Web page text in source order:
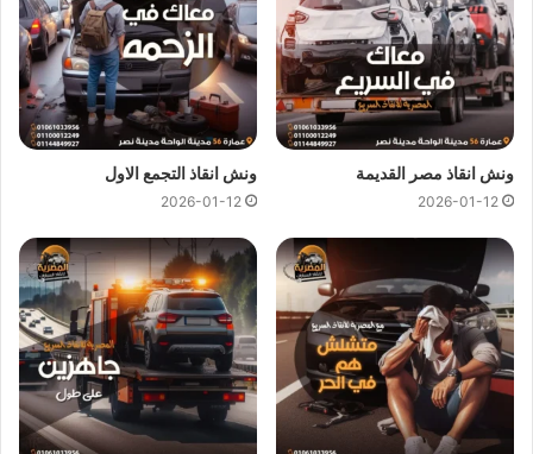
شركاتانقاذ السياراتعلي الطريق الدائري وارخص ونش
انقاذ علي الطريق الدائري وجميع المحافظات.
اهم ما يميزنا !
سرعة وصولونش انقاذ السياراتاليموقعكعلي الطريق
الدائري خلال 10 دقائق بحد اقصي.
يمكنك الاتصال بنا او ارسال موقعك عليالواتسابإلى فريق
خدمة العملاء ليتم ربطك بـاقرب ونش انقاذ سياراتبالقرب
من موقعك.
اسعار ونش انقاذالمصرية هي اقل اسعار لاننا نمتلك اكثر من 300
ونش انقاذعلي الطريق الدائري و المناطق المجاورة لذلك اوناشنا
ونش انقاذ مصر القديمة
2026-01-12
ونش انقاذ التجمع الاول
2026-01-12